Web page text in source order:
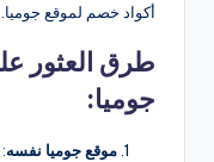
أكواد خصم لموقع جوميا.
طرق العثور
جوميا:
موقع جوميا نفسه